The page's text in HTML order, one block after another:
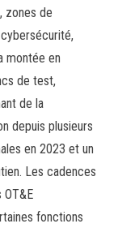
zones de
montée en
de test,
de la
depuis plusieurs
en 2023 et un
Les cadences
fonctions